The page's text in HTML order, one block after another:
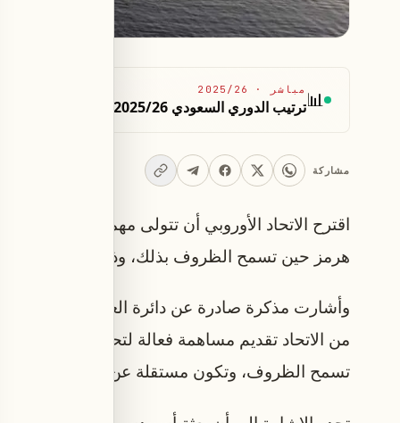
📊 مباشر ·
2025/26
ترتيب الدوري السعودي 2025/26
مشاركة
اقترح الاتحاد الأوروبي أن تتولى مهمة أسبيدس
هرمز حين تسمح الظروف بذلك، وذلك ضمن مساهمة
من الاتحاد تقديم مساهمة فعالة لتحالف مؤقت
تسمح الظروف، وتكون مستقلة عن الأطراف